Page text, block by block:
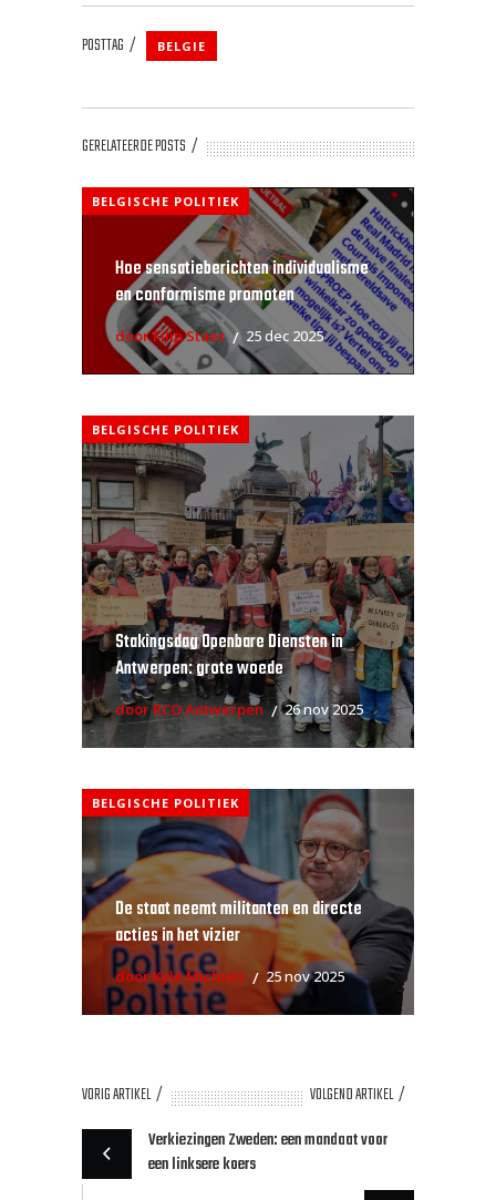
POSTTAG BELGIE
GERELATEERDE POSTS
BELGISCHE POLITIEK
Hoe sensatieberichten individualisme
en conformisme promoten
door Filip Staes 25 dec 2025
BELGISCHE POLITIEK
Stakingsdag Openbare Diensten in
Antwerpen: grote woede
door RCO Antwerpen 26 nov 2025
BELGISCHE POLITIEK
De staat neemt militanten en directe
acties in het vizier
door Kyle Michiels 25 nov 2025
VORIG ARTIKEL
VOLGEND ARTIKEL
Verkiezingen Zweden: een mandaat voor
een linksere koers